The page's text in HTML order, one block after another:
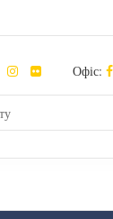
Офіс: